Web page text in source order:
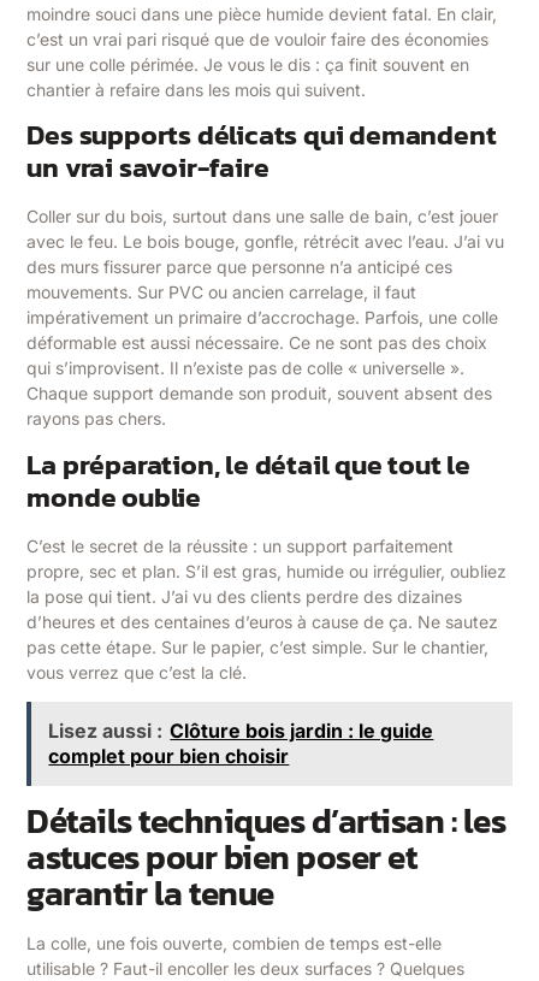
moindre souci dans une pièce humide devient fatal. En clair,
c’est un vrai pari risqué que de vouloir faire des économies
sur une colle périmée. Je vous le dis : ça finit souvent en
chantier à refaire dans les mois qui suivent.
Des supports délicats qui demandent
un vrai savoir-faire
Coller sur du bois, surtout dans une salle de bain, c’est jouer
avec le feu. Le bois bouge, gonfle, rétrécit avec l’eau. J’ai vu
des murs fissurer parce que personne n’a anticipé ces
mouvements. Sur PVC ou ancien carrelage, il faut
impérativement un primaire d’accrochage. Parfois, une colle
déformable est aussi nécessaire. Ce ne sont pas des choix
qui s’improvisent. Il n’existe pas de colle « universelle ».
Chaque support demande son produit, souvent absent des
rayons pas chers.
La préparation, le détail que tout le
monde oublie
C’est le secret de la réussite : un support parfaitement
propre, sec et plan. S’il est gras, humide ou irrégulier, oubliez
la pose qui tient. J’ai vu des clients perdre des dizaines
d’heures et des centaines d’euros à cause de ça. Ne sautez
pas cette étape. Sur le papier, c’est simple. Sur le chantier,
vous verrez que c’est la clé.
Lisez aussi : Clôture bois jardin : le guide
complet pour bien choisir
Détails techniques d’artisan : les
astuces pour bien poser et
garantir la tenue
La colle, une fois ouverte, combien de temps est-elle
utilisable ? Faut-il encoller les deux surfaces ? Quelques